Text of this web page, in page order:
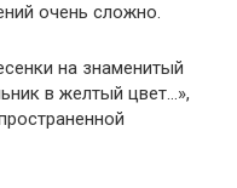
очень сложно.
на знаменитый
в желтый цвет…»,